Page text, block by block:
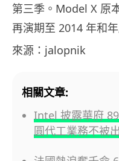
第三季。Model X 原
再演期至 2014 年和
來源：jalopnik
相關文章:
Intel 披露華府
圓代工業務不被